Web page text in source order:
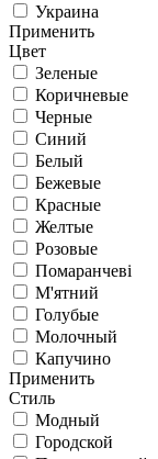
Украина
Применить
Цвет
Зеленые
Коричневые
Черные
Синий
Белый
Бежевые
Красные
Желтые
Розовые
Помаранчеві
М'ятний
Голубые
Молочный
Капучино
Применить
Стиль
Модный
Городской